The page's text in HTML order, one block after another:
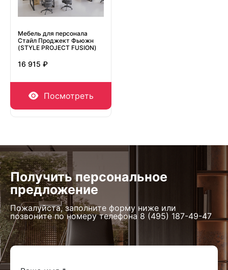
Мебель для персонала
Стайл Проджект Фьюжн
(STYLE PROJECT FUSION)
16 915 ₽
Посмотреть
Получить персональное
предложение
Пожалуйста, заполните форму ниже или
позвоните по номеру телефона 8 (495) 187-49-47